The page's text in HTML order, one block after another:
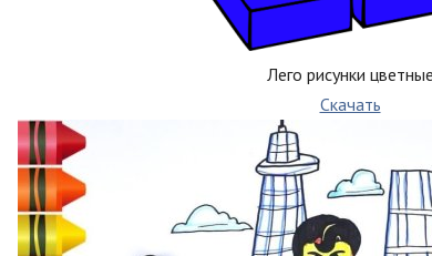
Лего рисунки
Скачать